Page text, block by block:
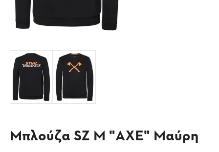
Μπλούζα SZ M "AXE" Μαύρη